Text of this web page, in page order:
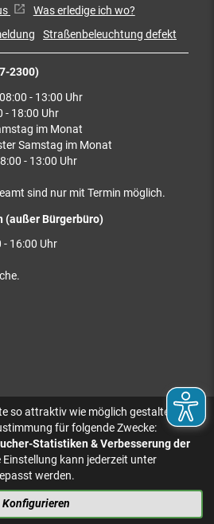
2300)
- 13:00 Uhr
- 18:00 Uhr
im Monat
Samstag im Monat
- 13:00 Uhr
sind nur mit Termin möglich.
(außer Bürgerbüro)
16:00 Uhr
Was erledige ich wo?
Straßenbeleuchtung defekt
NACH OBEN
so attraktiv wie möglich gestalten.
für folgende Zwecke:
Statistiken & Verbesserung der
Einstellung kann jederzeit unter
werden.
Konfigurieren